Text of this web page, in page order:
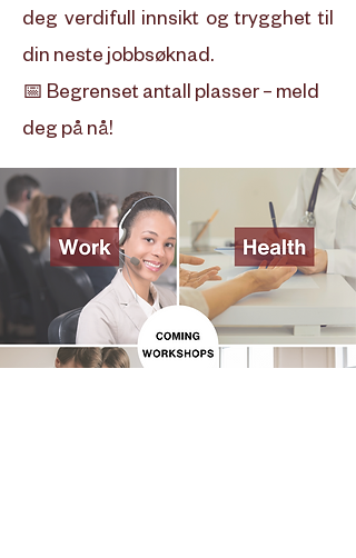
deg verdifull innsikt og trygghet til
din neste jobbsøknad.
📅 Begrenset antall plasser – meld
deg på nå!